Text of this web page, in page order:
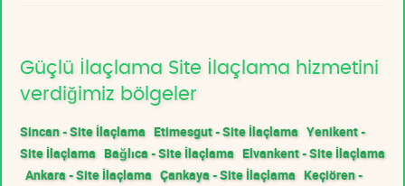
Güçlü İlaçlama Site İlaçlama hizmetini
verdiğimiz bölgeler
Sincan - Site İlaçlama Etimesgut - Site İlaçlama Yenikent -
Site İlaçlama Bağlıca - Site İlaçlama Elvankent - Site İlaçlama
Ankara - Site İlaçlama Çankaya - Site İlaçlama Keçiören -